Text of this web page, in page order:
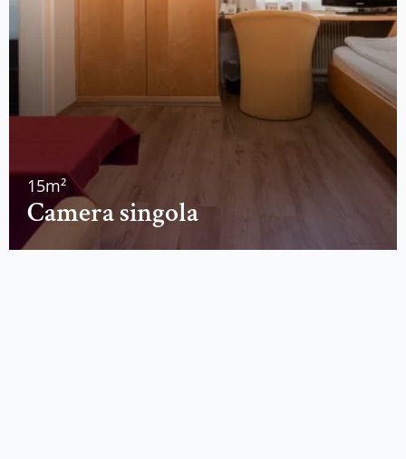
15m²
Camera singola